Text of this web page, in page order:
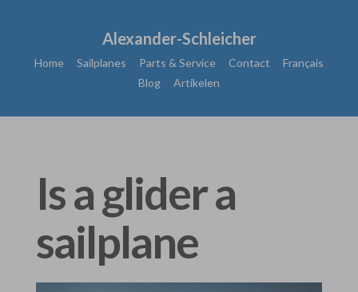
Alexander-Schleicher
Home Sailplanes Parts & Service Contact
Français
Blog
Artikelen
Is a glider a
sailplane